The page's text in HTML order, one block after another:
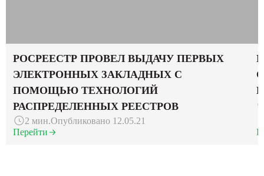
РОСРЕЕСТР ПРОВЕЛ ВЫДАЧУ ПЕРВЫХ
ЭЛЕКТРОННЫХ ЗАКЛАДНЫХ С
ПОМОЩЬЮ ТЕХНОЛОГИЙ
РАСПРЕДЕЛЕННЫХ РЕЕСТРОВ
2 мин.Опубликовано 12.05.21
Перейти